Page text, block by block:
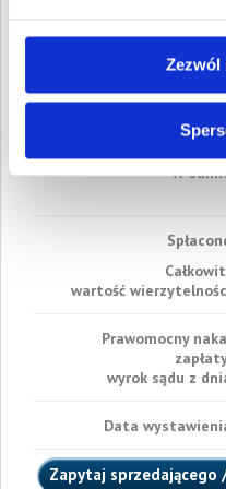
Zezwól
W
wartość
Prawomocny
wyrok sądu z
Data
Zapytaj sprzedającego